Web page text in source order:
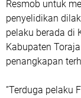
Resmob untuk
penyelidikan
pelaku berada di
Kabupaten
penangkapan
”Terduga pelaku